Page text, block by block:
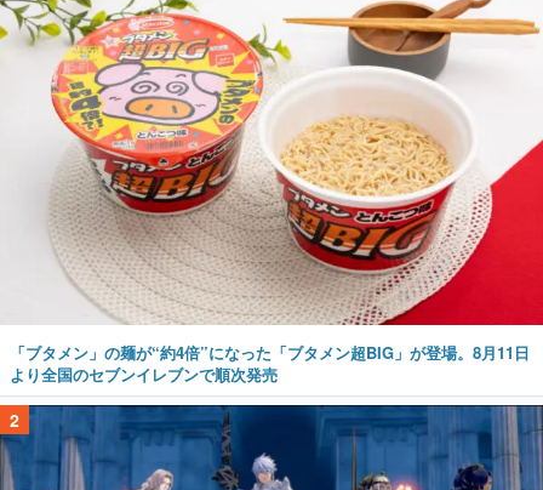
「ブタメン」の麺が“約4倍”になった「ブタメン超BIG」が登場。8月11日
より全国のセブンイレブンで順次発売
2